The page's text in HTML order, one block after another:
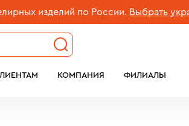
изделий по России. Выбрать
КОМПАНИЯ ФИЛИАЛЫ